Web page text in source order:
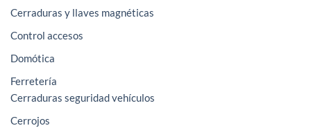
Cerraduras y llaves magnéticas
Control accesos
Domótica
Ferretería
Cerraduras seguridad vehículos
Cerrojos